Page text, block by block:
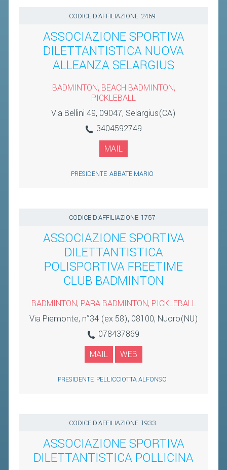
CODICE D'AFFILIAZIONE 2469
ASSOCIAZIONE SPORTIVA
DILETTANTISTICA NUOVA
ALLEANZA SELARGIUS
BADMINTON, BEACH BADMINTON,
PICKLEBALL
Via Bellini 49, 09047, Selargius(CA)
3404592749
MAIL
PRESIDENTE ABBATE MARIO
CODICE D'AFFILIAZIONE 1757
ASSOCIAZIONE SPORTIVA
DILETTANTISTICA
POLISPORTIVA FREETIME
CLUB BADMINTON
BADMINTON, PARA BADMINTON, PICKLEBALL
Via Piemonte, n°34 (ex 58), 08100, Nuoro(NU)
078437869
MAIL
WEB
PRESIDENTE PELLICCIOTTA ALFONSO
CODICE D'AFFILIAZIONE 1933
ASSOCIAZIONE SPORTIVA
DILETTANTISTICA POLLICINA